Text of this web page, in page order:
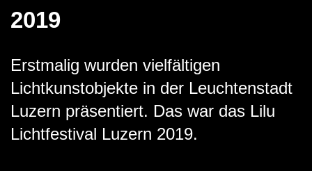
2019
Erstmalig wurden vielfältigen
Lichtkunstobjekte in der Leuchtenstadt
Luzern präsentiert. Das war das Lilu
Lichtfestival Luzern 2019.